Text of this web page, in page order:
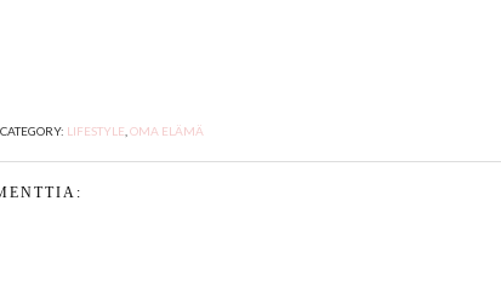
CATEGORY: LIFESTYLE OMA ELÄMÄ